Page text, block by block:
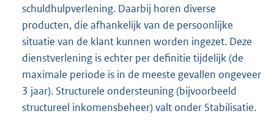
schuldhulpverlening. Daarbij horen diverse
producten, die afhankelijk van de persoonlijke
situatie van de klant kunnen worden ingezet. Deze
dienstverlening is echter per definitie tijdelijk (de
maximale periode is in de meeste gevallen ongeveer
3 jaar). Structurele ondersteuning (bijvoorbeeld
structureel inkomensbeheer) valt onder Stabilisatie.